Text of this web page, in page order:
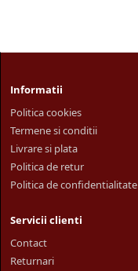
Informatii
Politica cookies
Termene si conditii
Livrare si plata
Politica de retur
Politica de confidentialitate
Servicii clienti
Contact
Returnari